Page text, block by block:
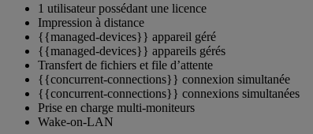
1 utilisateur possédant une licence
Impression à distance
{{managed-devices}} appareil géré
{{managed-devices}} appareils gérés
Transfert de fichiers et file d’attente
{{concurrent-connections}} connexion simultanée
{{concurrent-connections}} connexions simultanées
Prise en charge multi-moniteurs
Wake-on-LAN